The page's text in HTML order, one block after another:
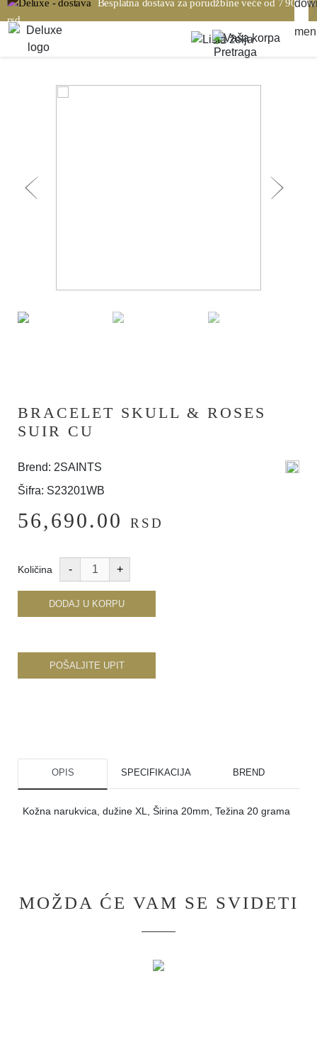
Besplatna dostava za porudžbine veće od 7 900,00
rsd
BRACELET SKULL & ROSES
SUIR CU
Brend: 2SAINTS
Šifra: S23201WB
56,690.00 RSD
Količina
DODAJ U KORPU
POŠALJITE UPIT
OPIS SPECIFIKACIJA BREND
Kožna narukvica, dužine XL, Širina 20mm, Težina 20 grama
MOŽDA ĆE VAM SE SVIDETI